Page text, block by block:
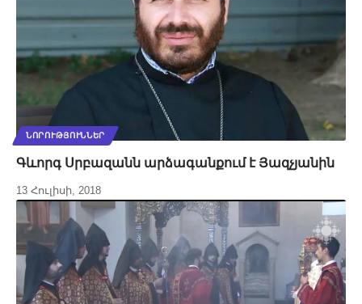
ՆՈՐՈՒԹՅՈՒՆՆԵՐ
Գևորգ Սրբազանն արձագանքում է Յազչյանին
13 Հուլիսի, 2018